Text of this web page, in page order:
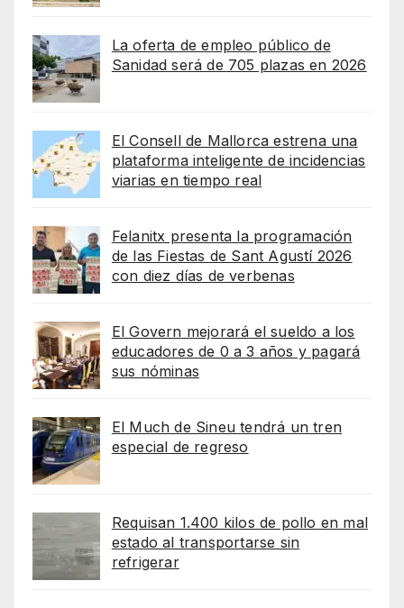
La oferta de empleo público de
Sanidad será de 705 plazas en 2026
El Consell de Mallorca estrena una
plataforma inteligente de incidencias
viarias en tiempo real
Felanitx presenta la programación
de las Fiestas de Sant Agustí 2026
con diez días de verbenas
El Govern mejorará el sueldo a los
educadores de 0 a 3 años y pagará
sus nóminas
El Much de Sineu tendrá un tren
especial de regreso
Requisan 1.400 kilos de pollo en mal
estado al transportarse sin
refrigerar